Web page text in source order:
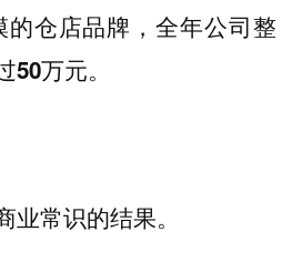
的仓店品牌，全年公司整
万元。
业常识的结果。